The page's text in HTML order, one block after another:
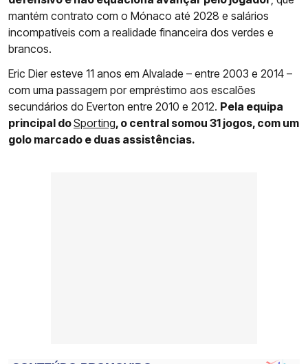
mantém contrato com o Mónaco até 2028 e salários
incompatíveis com a realidade financeira dos verdes e
brancos.
Eric Dier esteve 11 anos em Alvalade – entre 2003 e 2014 –
com uma passagem por empréstimo aos escalões
secundários do Everton entre 2010 e 2012. Pela equipa
principal doSporting, o central somou 31 jogos, com um
golo marcado e duas assistências.